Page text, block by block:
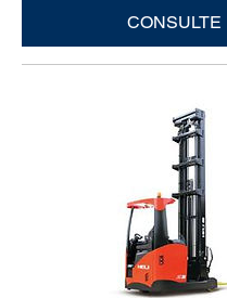
CONSULTE